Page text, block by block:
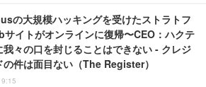
の大規模ハッキングを受けたストラトフ
サイトがオンラインに復帰〜CEO：ハクテ
我々の口を封じることはできない - クレジ
の件は面目ない（The Register）